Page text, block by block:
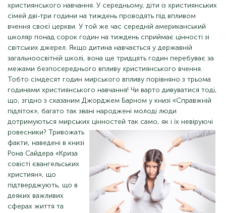
християнського навчання. У середньому, діти із християнських
сімей дві-три години на тиждень проводять під впливом
вчення своєї церкви. У той же час середній американський
школяр понад сорок годин на тиждень сприймає цінності зі
світських джерел. Якщо дитина навчається у державній
загальноосвітній школі, вона ще тридцять годин перебуває за
межами безпосереднього впливу християнського вчення.
Тобто сімдесят годин мирського впливу порівняно з трьома
годинами християнського навчання! Чи варто дивуватися тоді,
що, згідно з сказаним Джорджем Барном у книзі «Справжній
підліток», багато так звані народжені молоді люди
дотримуються мирських цінностей так само, як і їх невіруючі
ровесники? Тривожать
факти, наведені в книзі
Рона Сайдера «Криза
совісті євангельських
християн», що
підтверджують, що в
деяких важливих
сферах життя та